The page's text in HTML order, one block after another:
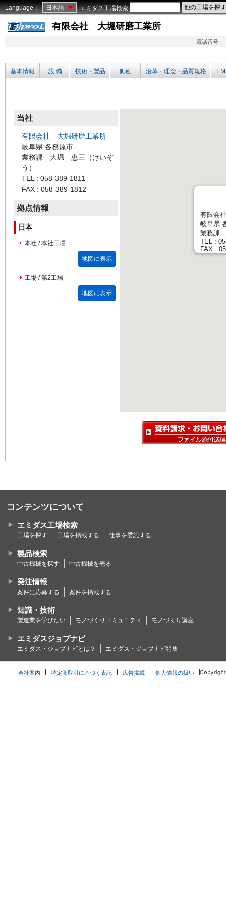
Language： 日本語 エミダス工場検索
有限会社 大堀研磨工業所
電話番号：
基本情報 設 備 技術・製品 動画 沿革・理念・品質規格
当社
有限会社 大堀研磨工業所
岐阜県 各務原市
業務課 大堀 恵三（けいぞ
う）
TEL : 058-389-1811
FAX : 058-389-1812
拠点情報
日本
本社 / 本社工場
地図に表示
工場 / 第2工場
地図に表示
有限会
岐阜県
業務課
TEL :
FAX :
コンテンツについて
エミダス工場検索
工場を探す 工場を掲載する 仕事を委託する
製品検索
中古機械を探す 中古機械を売る
発注情報
案件に応募する 案件を掲載する
知識・技術
製造業を学びたい モノづくりコミュニティ モノづくり講座
エミダスジョブナビ
エミダス・ジョブナビとは？ エミダス・ジョブナビ特集
会社案内 特定商取引に基づく表記 広告掲載 個人情報の扱い